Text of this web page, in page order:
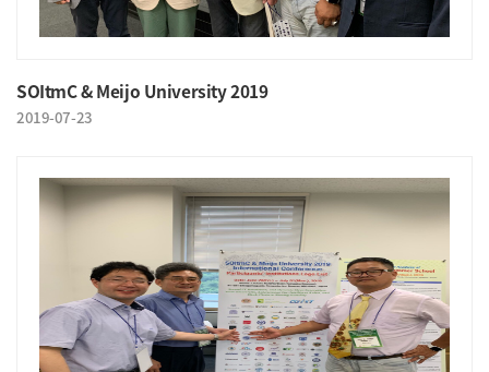
SOItmC & Meijo University 2019
2019-07-23